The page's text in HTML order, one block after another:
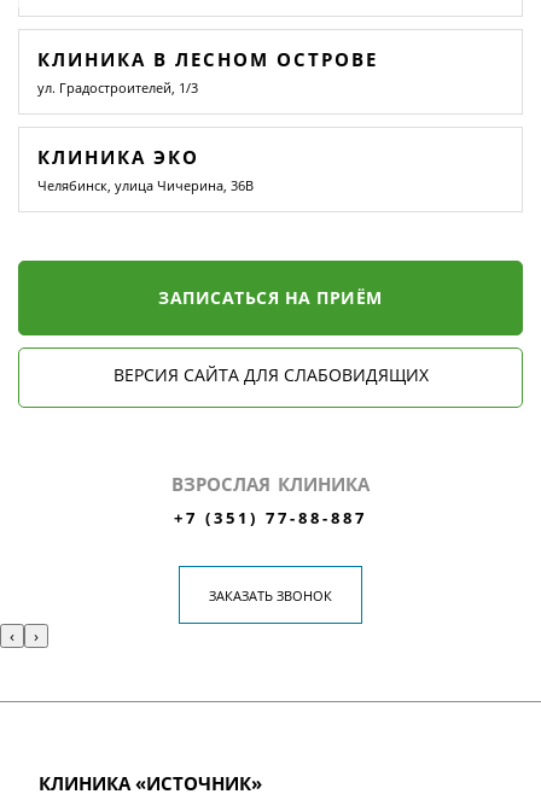
КЛИНИКА В ЛЕСНОМ ОСТРОВЕ
ул. Градостроителей, 1/3
КЛИНИКА ЭКО
Челябинск, улица Чичерина, 36В
ЗАПИСАТЬСЯ НА ПРИЁМ
ВЕРСИЯ САЙТА ДЛЯ СЛАБОВИДЯЩИХ
ВЗРОСЛАЯ КЛИНИКА
+7 (351) 77-88-887
ЗАКАЗАТЬ ЗВОНОК
‹ ›
КЛИНИКА «ИСТОЧНИК»